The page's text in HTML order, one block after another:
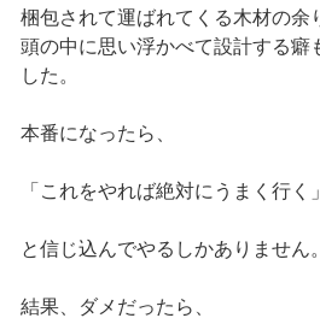
梱包されて運ばれてくる木材の余
頭の中に思い浮かべて設計する癖
した。
本番になったら、
「これをやれば絶対にうまく行く」
と信じ込んでやるしかありません。
結果、ダメだったら、